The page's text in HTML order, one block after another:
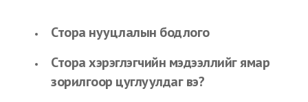
Стора нууцлалын бодлого
Стора хэрэглэгчийн мэдээллийг ямар
зорилгоор цуглуулдаг вэ?